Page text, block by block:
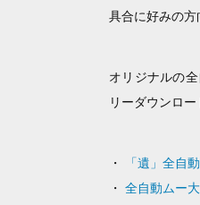
具合に好みの方
オリジナルの
リーダウンロ
・
「遺」全自
・ 全自動ムー